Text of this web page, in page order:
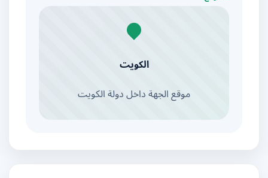
الكويت
موقع الجهة داخل دولة الكويت